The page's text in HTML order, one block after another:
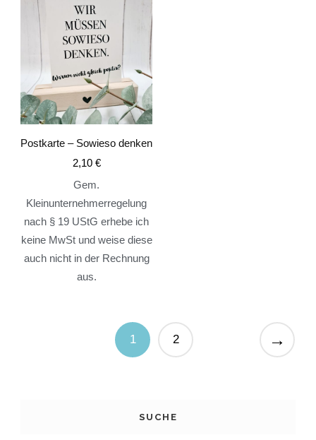
Postkarte – Sowieso denken
2,10 €
Gem.
Kleinunternehmerregelung
nach § 19 UStG erhebe ich
keine MwSt und weise diese
auch nicht in der Rechnung
aus.
1 2 →
SUCHE